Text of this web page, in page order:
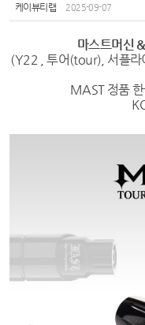
케이뷰티랩 2025-09-07
마스트머신
(Y22 , 투어(tour), 서플라
MAST 정품